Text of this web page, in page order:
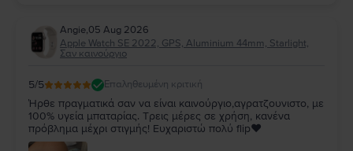
Angie,05 Aug 2026
Apple Watch SE 2022, GPS, Aluminium 44mm, Starlight,
Σαν καινούργιο
5/5 Επαληθευμένη κριτική
Ήρθε πραγματικά σαν να είναι καινούργιο,αγρατζουνιστο, με
100% υγεία μπαταρίας. Τρεις μέρες σε χρήση, κανένα
πρόβλημα μέχρι στιγμής! Ευχαριστώ πολύ flip❤️